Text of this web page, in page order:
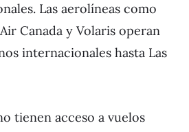
Las aerolíneas como
Canada y Volaris operan
internacionales hasta Las
tienen acceso a vuelos